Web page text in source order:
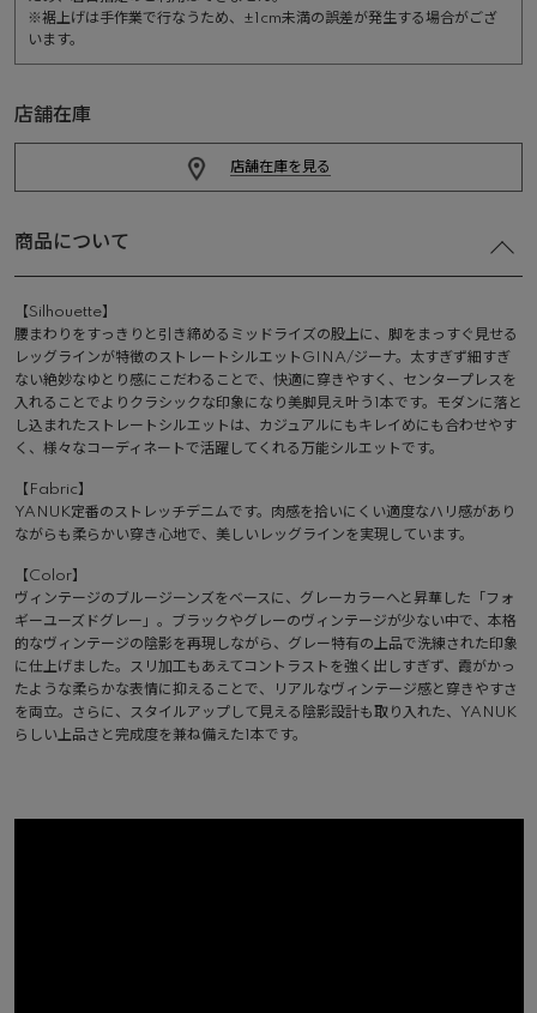
※裾上げは手作業で行なうため、±1cm未満の誤差が発生する場合がござ
います。
店舗在庫
店舗在庫を見る
商品について
【Silhouette】
腰まわりをすっきりと引き締めるミッドライズの股上に、脚をまっすぐ見せる
レッグラインが特徴のストレートシルエットGINA/ジーナ。太すぎず細すぎ
ない絶妙なゆとり感にこだわることで、快適に穿きやすく、センタープレスを
入れることでよりクラシックな印象になり美脚見え叶う1本です。モダンに落と
し込まれたストレートシルエットは、カジュアルにもキレイめにも合わせやす
く、様々なコーディネートで活躍してくれる万能シルエットです。
【Fabric】
YANUK定番のストレッチデニムです。肉感を拾いにくい適度なハリ感があり
ながらも柔らかい穿き心地で、美しいレッグラインを実現しています。
【Color】
ヴィンテージのブルージーンズをベースに、グレーカラーへと昇華した「フォ
ギーユーズドグレー」。ブラックやグレーのヴィンテージが少ない中で、本格
的なヴィンテージの陰影を再現しながら、グレー特有の上品で洗練された印象
に仕上げました。スリ加工もあえてコントラストを強く出しすぎず、霞がかっ
たような柔らかな表情に抑えることで、リアルなヴィンテージ感と穿きやすさ
を両立。さらに、スタイルアップして見える陰影設計も取り入れた、YANUK
らしい上品さと完成度を兼ね備えた1本です。